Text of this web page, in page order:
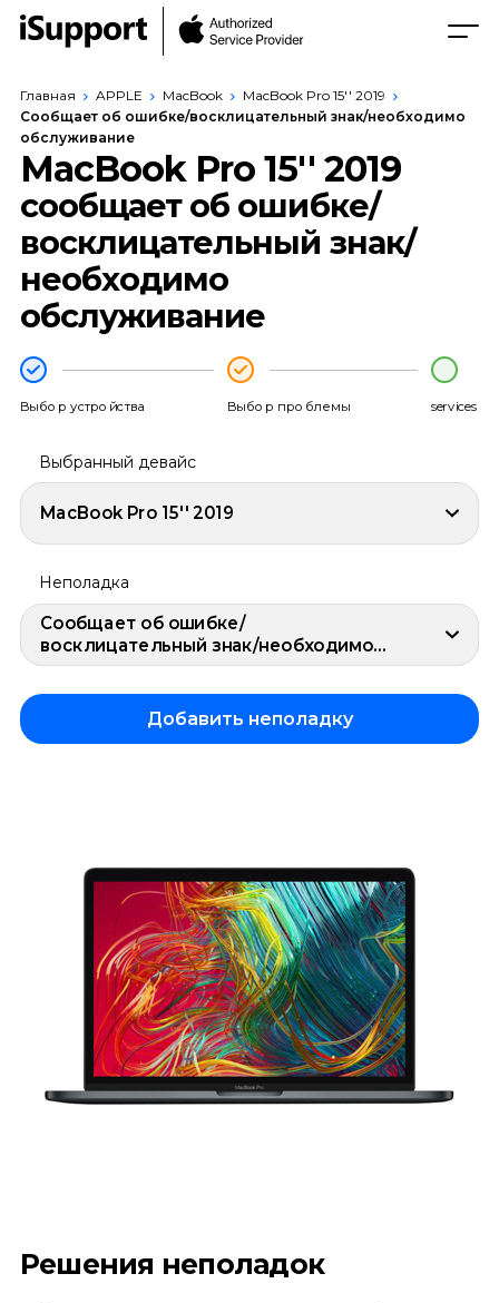
Главная APPLE MacBook
MacBook Pro 15'' 2019
Сообщает об ошибке/восклицательный знак/необходимо
обслуживание
MacBook Pro 15'' 2019
сообщает об ошибке/
восклицательный знак/
необходимо
обслуживание
Выбор устройства Выбор проблемы services
Выбранный девайс
MacBook Pro 15'' 2019
Неполадка
Сообщает об ошибке/
восклицательный знак/необходимо
обслуживание
Добавить неполадку
Решения неполадок